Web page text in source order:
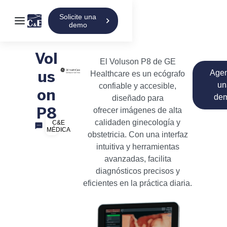
Solicite una
demo
C&E
MÉDICA
Vol
us
on
P8
El Voluson P8 de GE
Healthcare es un ecógrafo
confiable y accesible,
diseñado para
ofrecer imágenes de alta
calidaden ginecología y
obstetricia. Con una interfaz
intuitiva y herramientas
avanzadas, facilita
diagnósticos precisos y
eficientes en la práctica diaria.